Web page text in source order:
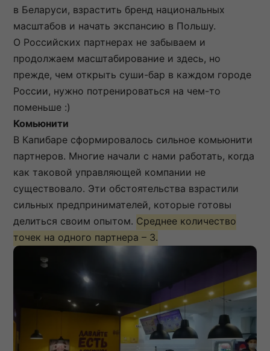
в Беларуси, взрастить бренд национальных
масштабов и начать экспансию в Польшу.
О Российских партнерах не забываем и
продолжаем масштабирование и здесь, но
прежде, чем открыть суши-бар в каждом городе
России, нужно потренироваться на чем-то
поменьше :)
Комьюнити
В Капибаре сформировалось сильное комьюнити
партнеров. Многие начали с нами работать, когда
как таковой управляющей компании не
существовало. Эти обстоятельства взрастили
сильных предпринимателей, которые готовы
делиться своим опытом. Среднее количество
точек на одного партнера – 3.